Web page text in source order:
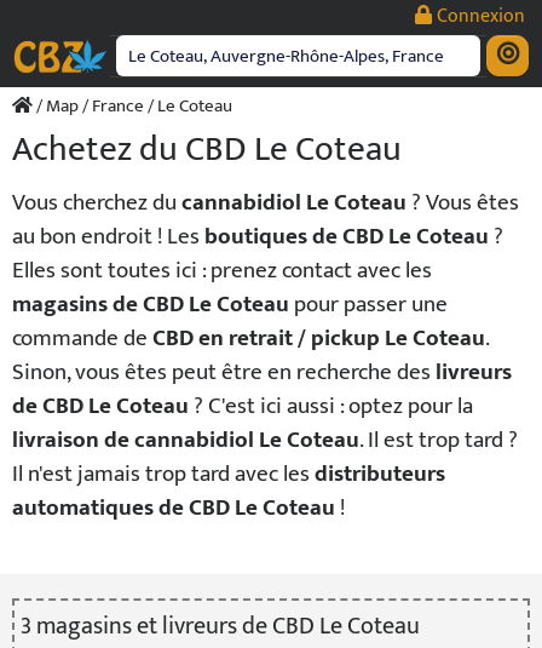
contenu
Connexion
/Map/France/ Le Coteau
Achetez du CBD Le Coteau
Vous cherchez ducannabidiol Le Coteau? Vous êtes
au bon endroit ! Lesboutiques de CBD Le Coteau?
Elles sont toutes ici : prenez contact avec les
magasins de CBD Le Coteaupour passer une
commande deCBD en retrait / pickup Le Coteau.
Sinon, vous êtes peut être en recherche deslivreurs
de CBD Le Coteau? C'est ici aussi : optez pour la
livraison de cannabidiol Le Coteau. Il est trop tard ?
Il n'est jamais trop tard avec lesdistributeurs
automatiques de CBD Le Coteau!
3magasinset livreursde CBD Le Coteau